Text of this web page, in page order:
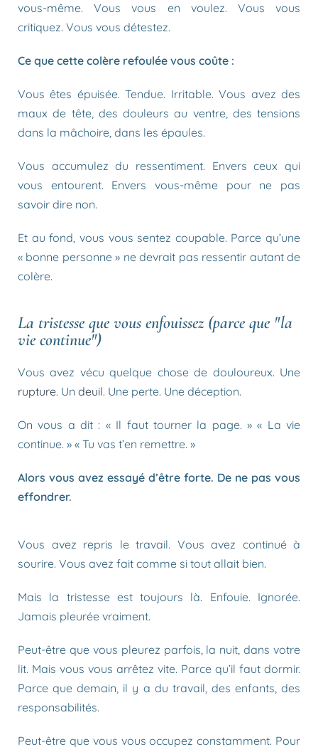
vous-même. Vous vous en voulez. Vous vous
critiquez. Vous vous détestez.
Ce que cette colère refoulée vous coûte :
Vous êtes épuisée. Tendue. Irritable. Vous avez des
maux de tête, des douleurs au ventre, des tensions
dans la mâchoire, dans les épaules.
Vous accumulez du ressentiment. Envers ceux qui
vous entourent. Envers vous-même pour ne pas
savoir dire non.
Et au fond, vous vous sentez coupable. Parce qu’une
« bonne personne » ne devrait pas ressentir autant de
colère.
La tristesse que vous enfouissez (parce que "la
vie continue")
Vous avez vécu quelque chose de douloureux. Une
rupture. Un deuil. Une perte. Une déception.
On vous a dit : « Il faut tourner la page. » « La vie
continue. » « Tu vas t’en remettre. »
Alors vous avez essayé d’être forte. De ne pas vous
effondrer.
Vous avez repris le travail. Vous avez continué à
sourire. Vous avez fait comme si tout allait bien.
Mais la tristesse est toujours là. Enfouie. Ignorée.
Jamais pleurée vraiment.
Peut-être que vous pleurez parfois, la nuit, dans votre
lit. Mais vous vous arrêtez vite. Parce qu’il faut dormir.
Parce que demain, il y a du travail, des enfants, des
responsabilités.
Peut-être que vous vous occupez constamment. Pour